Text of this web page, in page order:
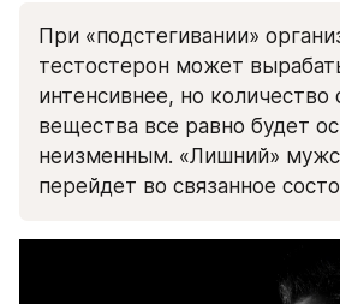
При «подстегивании»
тестостерон может
интенсивнее, но количество
вещества все равно будет
неизменным. «Лишний»
перейдет во связанное